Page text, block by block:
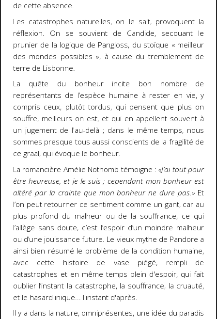
de cette absence.
Les catastrophes naturelles, on le sait, provoquent la
réflexion. On se souvient de Candide, secouant le
prunier de la logique de Pangloss, du stoïque « meilleur
des mondes possibles », à cause du tremblement de
terre de Lisbonne.
La quête du bonheur incite bon nombre de
représentants de l’espèce humaine à rester en vie, y
compris ceux, plutôt tordus, qui pensent que plus on
souffre, meilleurs on est, et qui en appellent souvent à
un jugement de l'au-delà ; dans le même temps, nous
sommes presque tous aussi conscients de la fragilité de
ce graal, qui évoque le bonheur.
La romancière Amélie Nothomb témoigne :«J’ai tout pour
être heureuse, et je le suis ; cependant mon bonheur est
altéré par la crainte que mon bonheur ne dure pas.» Et
l’on peut retourner ce sentiment comme un gant, car au
plus profond du malheur ou de la souffrance, ce qui
l’allège sans doute, c’est l’espoir d’un moindre malheur
ou d’une jouissance future. Le vieux mythe de Pandore a
ainsi bien résumé le problème de la condition humaine,
avec cette histoire de vase piégé, rempli de
catastrophes et en même temps plein d'espoir, qui fait
oublier l’instant la catastrophe, la souffrance, la cruauté,
et le hasard inique... l'instant d'après.
Il y a dans la nature, omniprésentes, une idée du paradis